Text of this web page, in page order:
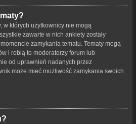
w których użytkownicy nie mogą
zawarte w nich ankiety zostały
zamykania tematu. Tematy mogą
i robią to moderatorzy forum lub
od uprawnień nadanych przez
może mieć możliwość zamykania swoich